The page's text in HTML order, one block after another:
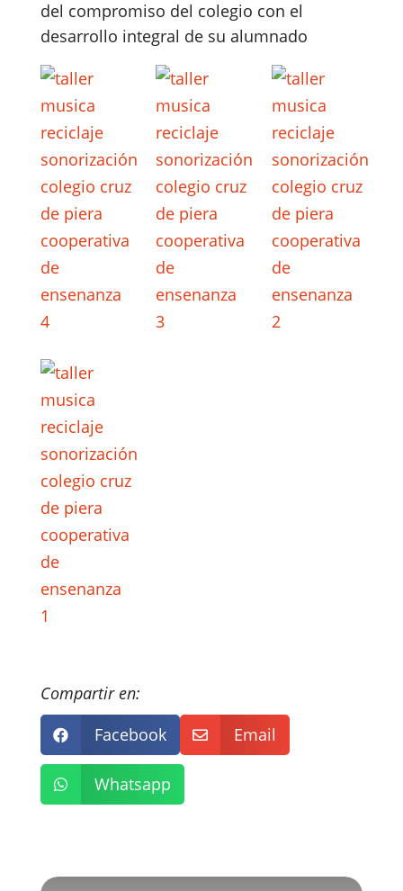
del compromiso del colegio con el
desarrollo integral de su alumnado
Compartir en:
 Facebook  Email
 Whatsapp